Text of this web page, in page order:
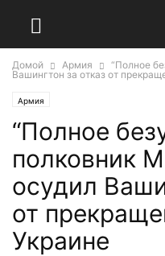
Домой Армия
“Полное
Вашингтон за отказ от
Армия
“Полное
полковник
осудил
от
Украине